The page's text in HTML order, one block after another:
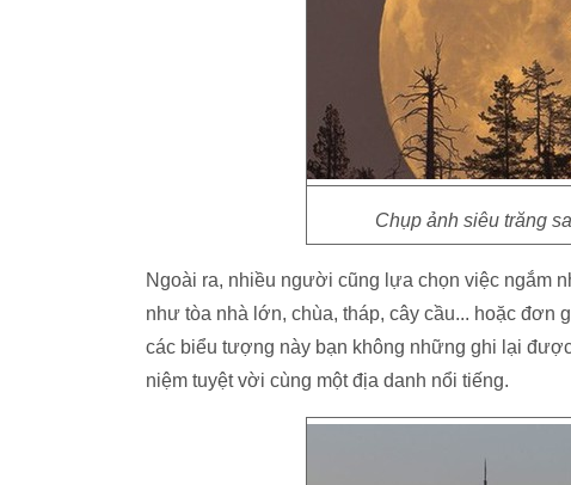
Chụp ảnh siêu trăng
Ngoài ra, nhiều người cũng lựa chọn việc ngắm
như tòa nhà lớn, chùa, tháp, cây cầu... hoặc đơn
các biểu tượng này bạn không những ghi lại
niệm tuyệt vời cùng một địa danh nổi tiếng.